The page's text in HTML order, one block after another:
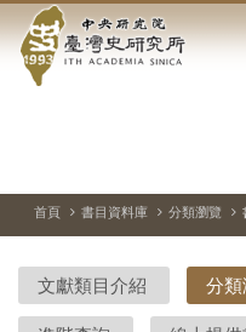
到中
央
院-
臺
灣
首頁 書目資料庫 分類瀏覽
文獻類目介紹 分類